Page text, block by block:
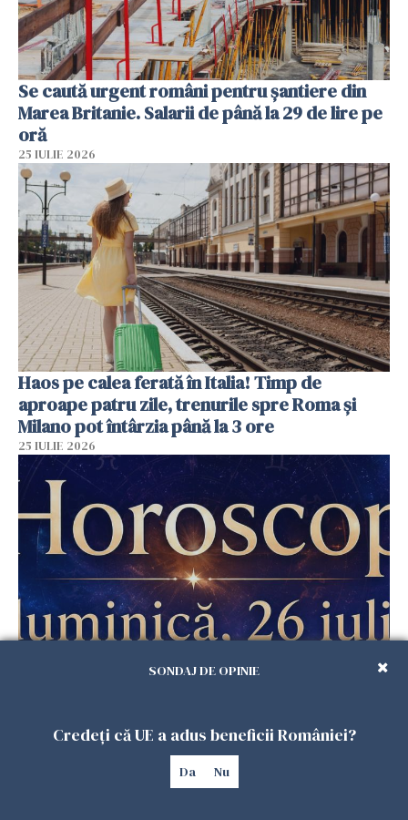
Se caută urgent români pentru șantiere din
Marea Britanie. Salarii de până la 29 de lire pe
oră
25 IULIE 2026
Haos pe calea ferată în Italia! Timp de
aproape patru zile, trenurile spre Roma și
Milano pot întârzia până la 3 ore
25 IULIE 2026
Horoscop duminică, 26 iulie. Astrele
SONDAJ DE OPINIE
Credeți că UE a adus beneficii României?
Da Nu